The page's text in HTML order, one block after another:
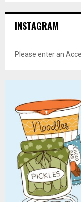
INSTAGRAM
Please enter an